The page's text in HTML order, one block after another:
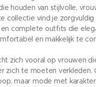
houden van stijlvolle,
collectie vind je
en complete outfits die
en makkelijk te
zich vooral op vrouwen
zich te moeten verkleden.
maar mode met